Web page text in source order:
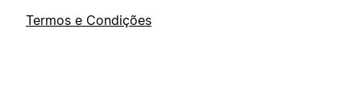
Termos e Condições